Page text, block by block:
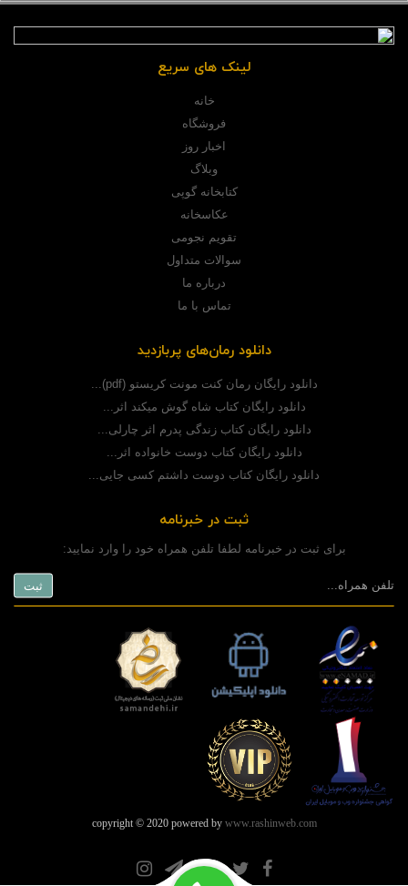
لینک های سریع
خانه
فروشگاه
اخبار روز
وبلاگ
کتابخانه گوپی
عکاسخانه
تقویم نجومی
سوالات متداول
درباره ما
تماس با ما
دانلود رمان‌های پربازدید
دانلود رایگان رمان کنت مونت کریستو (pdf)...
دانلود رایگان کتاب شاه گوش میکند اثر...
دانلود رایگان کتاب زندگی پدرم اثر چارلی...
دانلود رایگان کتاب دوست خانواده اثر...
دانلود رایگان کتاب دوست داشتم کسی جایی...
ثبت در خبرنامه
برای ثبت در خبرنامه لطفا تلفن همراه خود را وارد نمایید:
copyright © 2020 powered by www.rashinweb.com